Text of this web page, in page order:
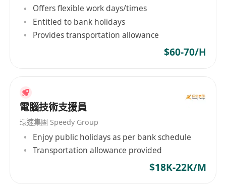
Offers flexible work days/times
Entitled to bank holidays
Provides transportation allowance
$60-70/H
電腦技術支援員
環速集團 Speedy Group
Enjoy public holidays as per bank schedule
Transportation allowance provided
$18K-22K/M